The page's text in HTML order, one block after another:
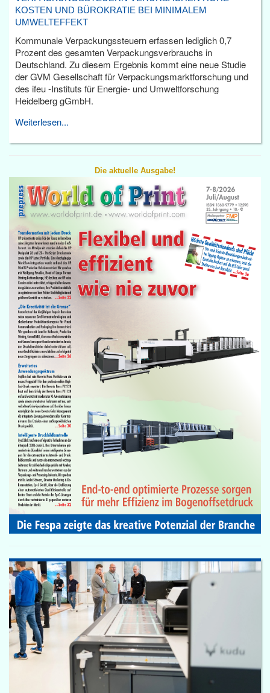
KOSTEN UND BÜROKRATIE BEI MINIMALEM
UMWELTEFFEKT
Kommunale Verpackungssteuern erfassen lediglich 0,7
Prozent des gesamten Verpackungsverbrauchs in
Deutschland. Zu diesem Ergebnis kommt eine neue Studie
der GVM Gesellschaft für Verpackungsmarktforschung und
des ifeu -Instituts für Energie- und Umweltforschung
Heidelberg gGmbH.
Weiterlesen...
Die aktuelle Ausgabe!